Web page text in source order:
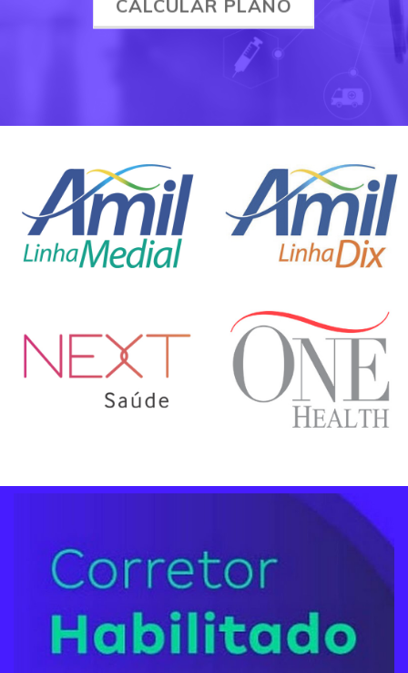
CALCULAR PLANO